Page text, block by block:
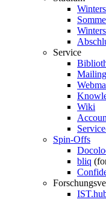
Service
Wiki
Spin-Offs
bliq